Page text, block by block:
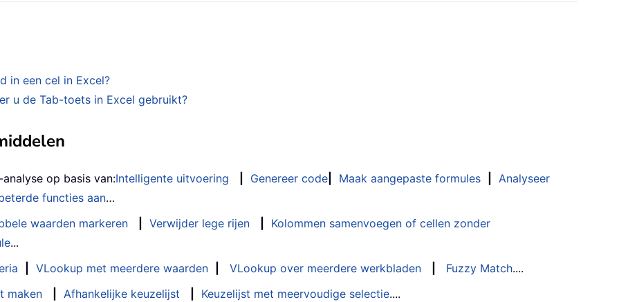
in een cel in Excel?
u de Tab-toets in Excel gebruikt?
op basis van:Intelligente uitvoering Genereer code Maak aangepaste formules
Analyseer
functies aan…
waarden markeren Verwijder lege rijen
Kolommen samenvoegen of cellen zonder
...
VLookup met meerdere waarden VLookup over meerdere werkbladen Fuzzy Match....
maken Afhankelijke keuzelijst Keuzelijst met meervoudige selectie....